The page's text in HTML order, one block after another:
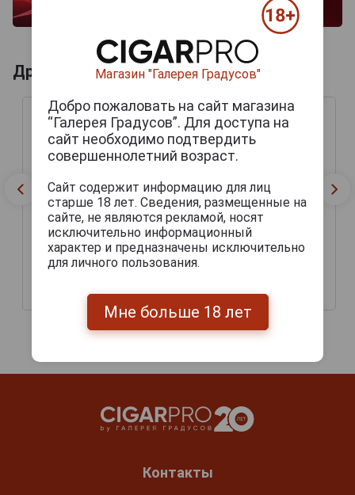
Другие продукты бренда PLATAN
Platan 11 Пиво Платан 11
119 руб.
Platan Jedenactka Пиво
195 руб.
Контакты
Магазин "Галерея Градусов"
Добро пожаловать на сайт магазина
“Галерея Градусов”. Для доступа на
сайт необходимо подтвердить
совершеннолетний возраст.
Сайт содержит информацию для лиц
старше 18 лет. Сведения, размещенные на
сайте, не являются рекламой, носят
исключительно информационный
характер и предназначены исключительно
для личного пользования.
Мне больше 18 лет